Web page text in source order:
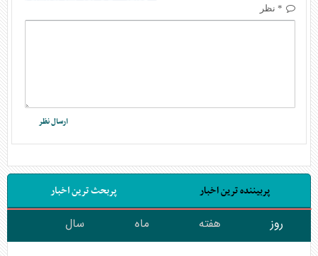
* نظر
پربیننده ترین اخبار پربحث ترین اخبار
روز هفته ماه سال